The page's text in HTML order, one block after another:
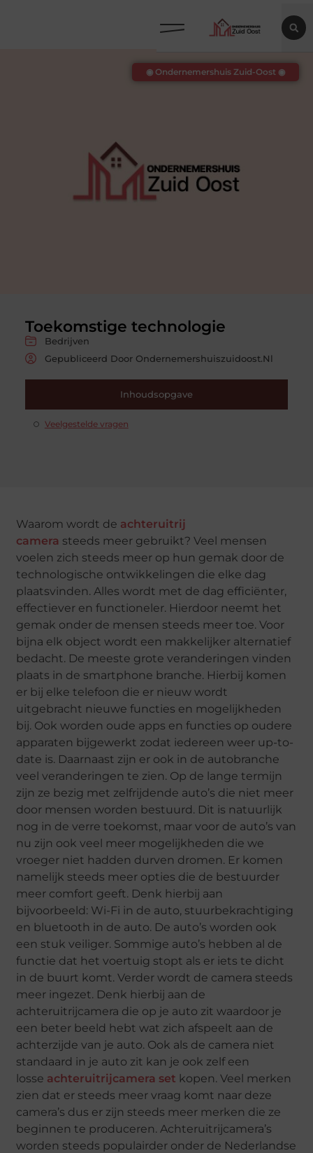
Toekomstige technologie
Bedrijven
Gepubliceerd Door Ondernemershuiszuidoost.nl
Inhoudsopgave
Veelgestelde vragen
◉ Ondernemershuis Zuid-Oost ◉
Waarom wordt de achteruitrij
camera steeds meer gebruikt? Veel mensen
voelen zich steeds meer op hun gemak door de
technologische ontwikkelingen die elke dag
plaatsvinden. Alles wordt met de dag efficiënter,
effectiever en functioneler. Hierdoor neemt het
gemak onder de mensen steeds meer toe. Voor
bijna elk object wordt een makkelijker alternatief
bedacht. De meeste grote veranderingen vinden
plaats in de smartphone branche. Hierbij komen
er bij elke telefoon die er nieuw wordt
uitgebracht nieuwe functies en mogelijkheden
bij. Ook worden oude apps en functies op oudere
apparaten bijgewerkt zodat iedereen weer up-to-
date is. Daarnaast zijn er ook in de autobranche
veel veranderingen te zien. Op de lange termijn
zijn ze bezig met zelfrijdende auto’s die niet meer
door mensen worden bestuurd. Dit is natuurlijk
nog in de verre toekomst, maar voor de auto’s van
nu zijn ook veel meer mogelijkheden die we
vroeger niet hadden durven dromen. Er komen
namelijk steeds meer opties die de bestuurder
meer comfort geeft. Denk hierbij aan
bijvoorbeeld: Wi-Fi in de auto, stuurbekrachtiging
en bluetooth in de auto. De auto’s worden ook
een stuk veiliger. Sommige auto’s hebben al de
functie dat het voertuig stopt als er iets te dicht
in de buurt komt. Verder wordt de camera steeds
meer ingezet. Denk hierbij aan de
achteruitrijcamera die op je auto zit waardoor je
een beter beeld hebt wat zich afspeelt aan de
achterzijde van je auto. Ook als de camera niet
standaard in je auto zit kan je ook zelf een
losse achteruitrijcamera set kopen. Veel merken
zien dat er steeds meer vraag komt naar deze
camera’s dus er zijn steeds meer merken die ze
beginnen te produceren. Achteruitrijcamera’s
worden steeds populairder onder de Nederlandse